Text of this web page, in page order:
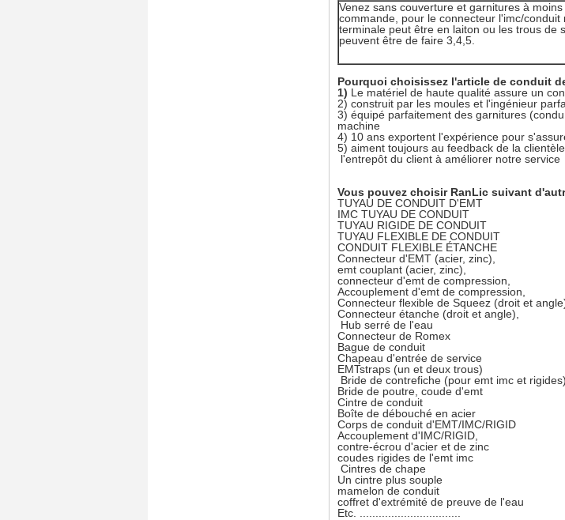
Venez sans couverture et garnitures à
commande, pour le connecteur l'imc/conduit
terminale peut être en laiton ou les trous de
peuvent être de faire 3,4,5.
Pourquoi choisissez l'article de conduit
1) Le matériel de haute qualité assure un
2) construit par les moules et l'ingénieur
3) équipé parfaitement des garnitures
machine
4) 10 ans exportent l'expérience pour
5) aiment toujours au feedback de la
l'entrepôt du client à améliorer notre service
Vous pouvez choisir RanLic suivant
TUYAU DE CONDUIT D'EMT
IMC TUYAU DE CONDUIT
TUYAU RIGIDE DE CONDUIT
TUYAU FLEXIBLE DE CONDUIT
CONDUIT FLEXIBLE ÉTANCHE
Connecteur d'EMT (acier, zinc),
emt couplant (acier, zinc),
connecteur d'emt de compression,
Accouplement d'emt de compression,
Connecteur flexible de Squeez (droit et
Connecteur étanche (droit et angle),
Hub serré de l'eau
Connecteur de Romex
Bague de conduit
Chapeau d'entrée de service
EMTstraps (un et deux trous)
Bride de contrefiche (pour emt imc et rigides)
Bride de poutre, coude d'emt
Cintre de conduit
Boîte de débouché en acier
Corps de conduit d'EMT/IMC/RIGID
Accouplement d'IMC/RIGID,
contre-écrou d'acier et de zinc
coudes rigides de l'emt imc
Cintres de chape
Un cintre plus souple
mamelon de conduit
coffret d'extrémité de preuve de l'eau
Etc. ................................